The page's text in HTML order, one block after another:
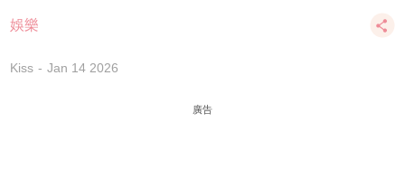
娛樂
Kiss Jan 14 2026
廣告